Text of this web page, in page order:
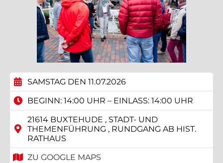
SAMSTAG DEN 11.07.2026
BEGINN: 14:00 UHR – EINLASS: 14:00 UHR
21614 BUXTEHUDE , STADT- UND
THEMENFÜHRUNG , RUNDGANG AB HIST.
RATHAUS
ZU GOOGLE MAPS